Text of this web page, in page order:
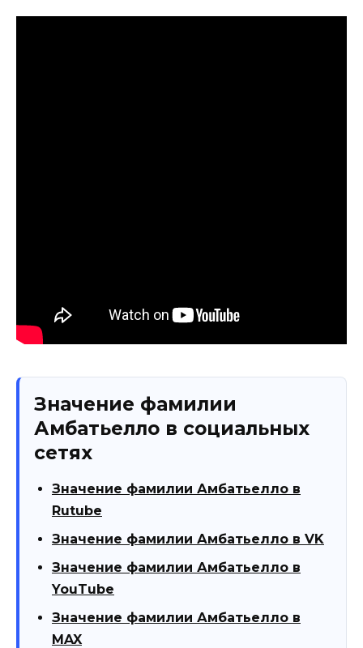
Значение фамилии
Амбатьелло в социальных
сетях
Значение фамилии Амбатьелло в
Rutube
Значение фамилии Амбатьелло в VK
Значение фамилии Амбатьелло в
YouTube
Значение фамилии Амбатьелло в
MAX